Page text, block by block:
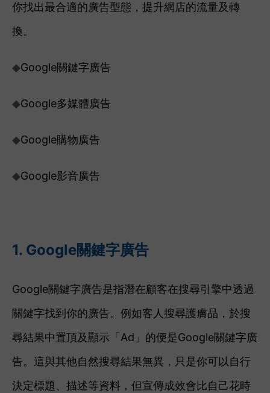
你找出最合適的廣告型態，提升網店的流量及轉
換。
◆Google關鍵字廣告
◆Google多媒體廣告
◆Google購物廣告
◆Google影音廣告
1. Google關鍵字廣告
Google關鍵字廣告是指潛在顧客在搜尋引擎中透過
關鍵字找到你的廣告。 例如客人搜尋護膚品，於搜
尋結果中置頂及顯示「Ad」的便是Google關鍵字廣
告。這與其他自然搜尋結果無異，只是你可以自行
決定標題、描述等資料，但宣傳成效會比自己花時